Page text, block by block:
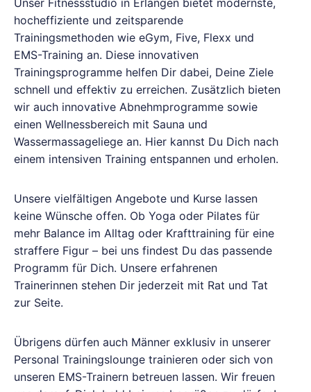
Unser Fitnessstudio in Erlangen bietet modernste,
hocheffiziente und zeitsparende
Trainingsmethoden wie eGym, Five, Flexx und
EMS-Training an. Diese innovativen
Trainingsprogramme helfen Dir dabei, Deine Ziele
schnell und effektiv zu erreichen. Zusätzlich bieten
wir auch innovative Abnehmprogramme sowie
einen Wellnessbereich mit Sauna und
Wassermassageliege an. Hier kannst Du Dich nach
einem intensiven Training entspannen und erholen.
Unsere vielfältigen Angebote und Kurse lassen
keine Wünsche offen. Ob Yoga oder Pilates für
mehr Balance im Alltag oder Krafttraining für eine
straffere Figur – bei uns findest Du das passende
Programm für Dich. Unsere erfahrenen
Trainerinnen stehen Dir jederzeit mit Rat und Tat
zur Seite.
Übrigens dürfen auch Männer exklusiv in unserer
Personal Trainingslounge trainieren oder sich von
unseren EMS-Trainern betreuen lassen. Wir freuen